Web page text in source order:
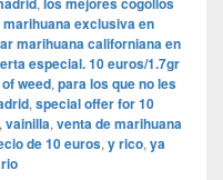
marihuana exclusiva en
marihuana californiana en
especial. 10 euros/1.7gr
weed, para los que no les
, special offer for 10
, vainilla, venta de marihuana
de 10 euros, y rico, ya